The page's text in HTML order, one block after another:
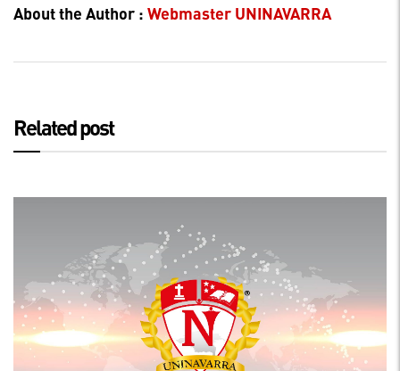
About the Author : Webmaster UNINAVARRA
Related post